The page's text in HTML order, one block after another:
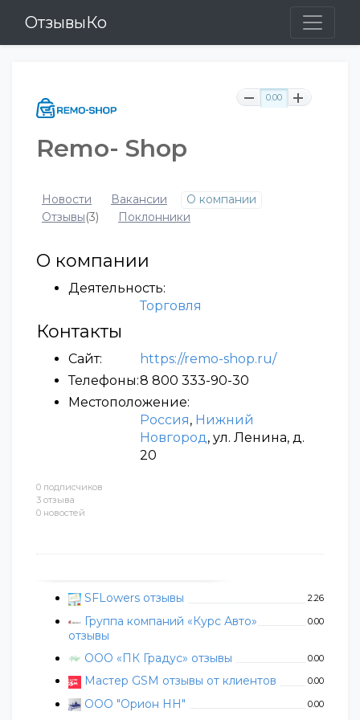
ОтзывыКо
0 подписчиков
3 отзыва
0 новостей
SFLowers отзывы 2.26
Группа компаний «Курс Авто»
отзывы
0.00
ООО «ПК Градус» отзывы 0.00
Мастер GSM отзывы от клиентов 0.00
ООО "Орион НН" 0.00
0.00
Remo- Shop
Новости Вакансии
О компании
Отзывы(3) Поклонники
О компании
Деятельность:
Торговля
Контакты
Сайт:
https://remo-shop.ru/
Телефоны:8 800 333-90-30
Местоположение:
Россия, Нижний
Новгород, ул. Ленина, д.
20